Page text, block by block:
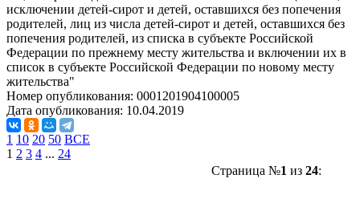
исключении детей-сирот и детей, оставшихся без попечения
родителей, лиц из числа детей-сирот и детей, оставшихся без
попечения родителей, из списка в субъекте Российской
Федерации по прежнему месту жительства и включении их в
список в субъекте Российской Федерации по новому месту
жительства"
Номер опубликования: 0001201904100005
Дата опубликования: 10.04.2019
1 10 20 50 ВСЕ
1 2 3 4 ... 24
Страница №1 из 24: